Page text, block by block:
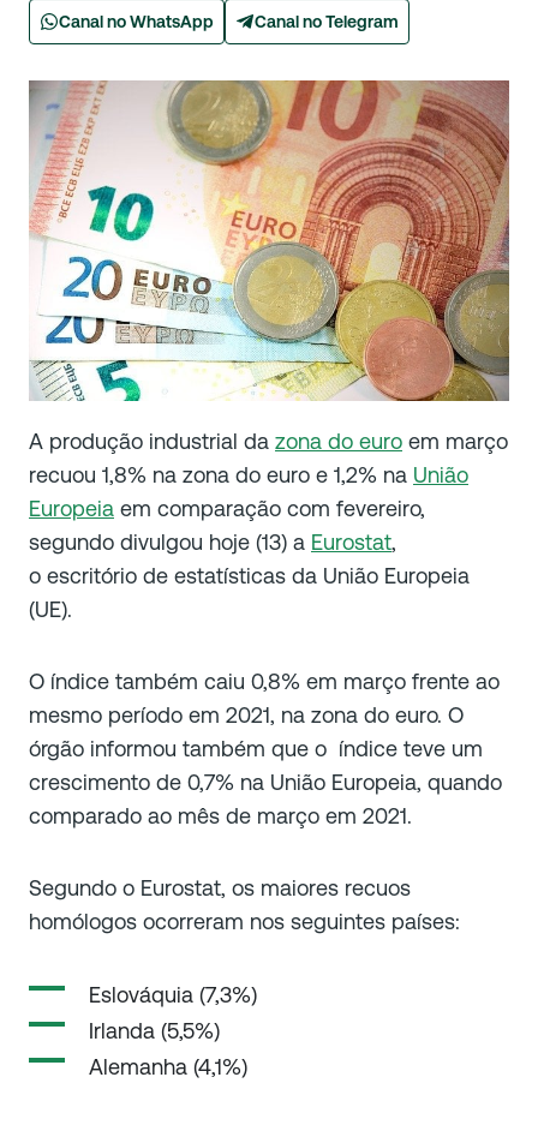
Canal no WhatsApp Canal no Telegram
A produção industrial da zona do euro em março
recuou 1,8% na zona do euro e 1,2% na União
Europeia em comparação com fevereiro,
segundo divulgou hoje (13) a Eurostat,
o escritório de estatísticas da União Europeia
(UE).
O índice também caiu 0,8% em março frente ao
mesmo período em 2021, na zona do euro. O
órgão informou também que o índice teve um
crescimento de 0,7% na União Europeia, quando
comparado ao mês de março em 2021.
Segundo o Eurostat, os maiores recuos
homólogos ocorreram nos seguintes países:
Eslováquia (7,3%)
Irlanda (5,5%)
Alemanha (4,1%)